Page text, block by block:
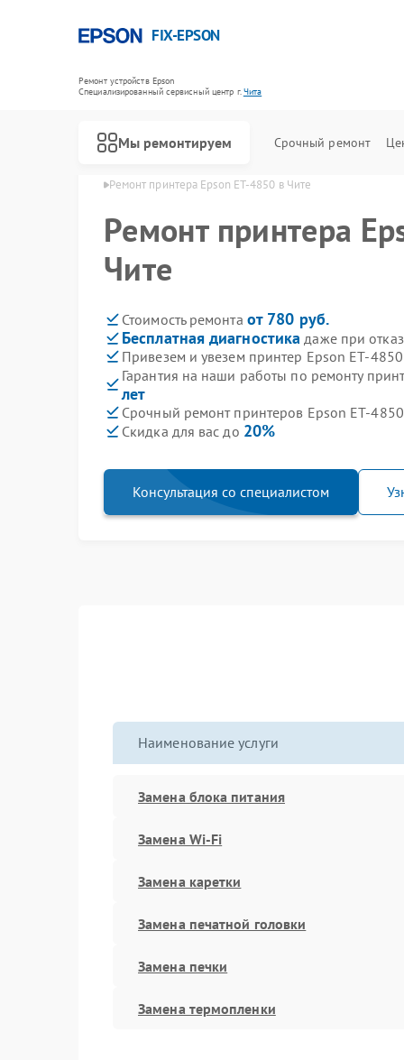
FIX-EPSON
Ремонт устройств Epson
Специализированный cервисный центр г.Чита
Мы ремонтируем Срочный ремонт
Ремонт принтера Epson ET-4850 в Чите
Ремонт принтера
Чите
Стоимость ремонта от 780 руб.
Бесплатная диагностика даже при
Привезем и увезем принтер Epson ET-
Гарантия на наши работы по ремонту
лет
Срочный ремонт принтеров Epson ET-4850
Скидка для вас до 20%
Консультация со специалистом
Наименование услуги
Замена блока питания
Замена Wi-Fi
Замена каретки
Замена печатной головки
Замена печки
Замена термопленки